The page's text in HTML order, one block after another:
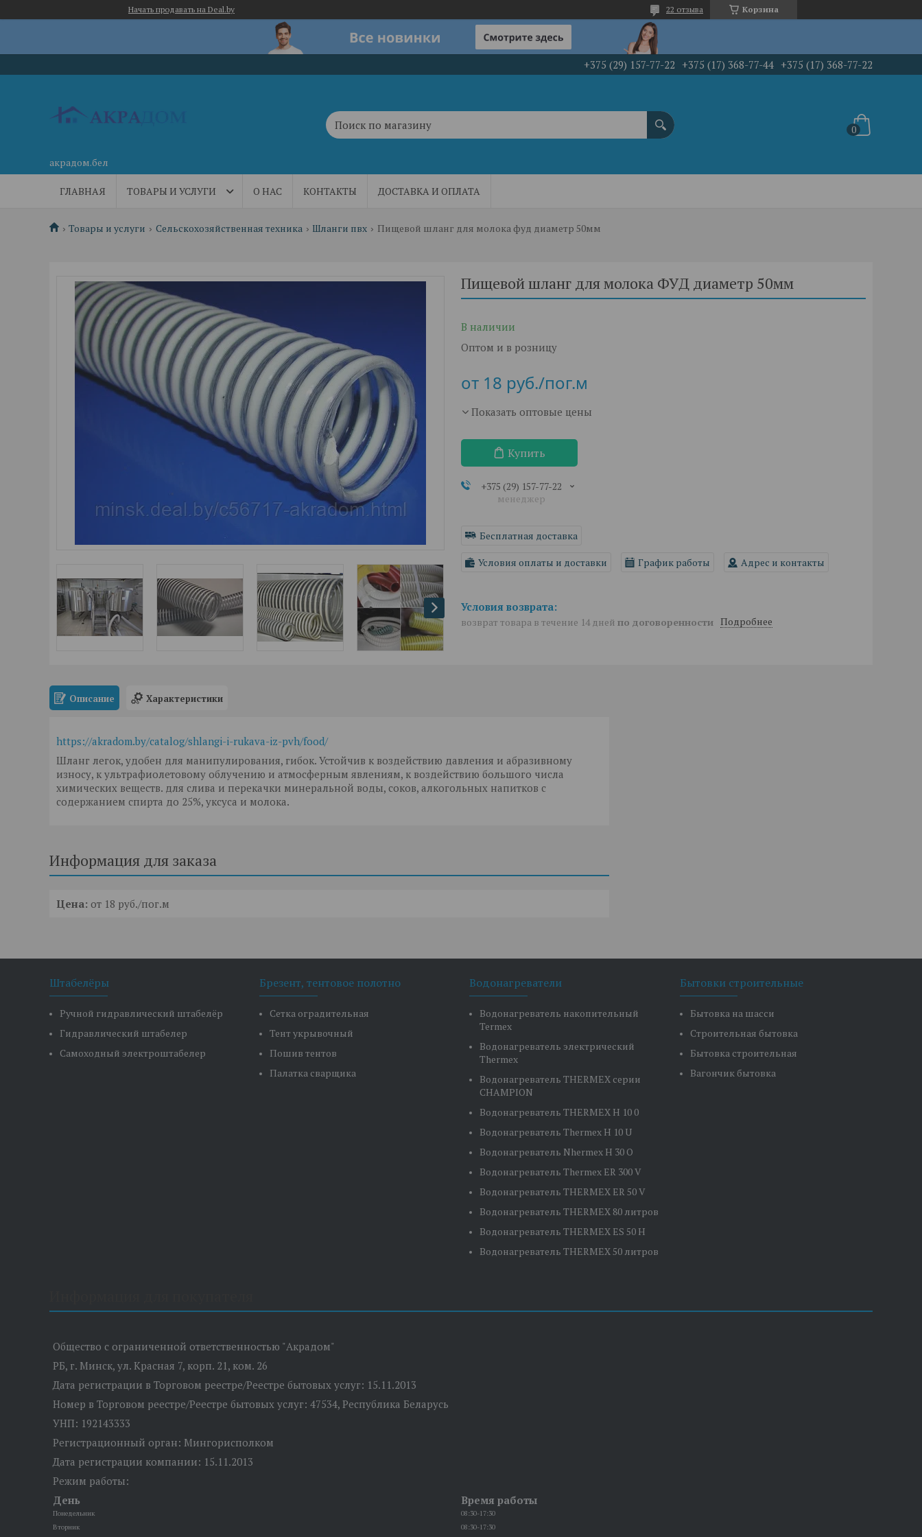
Начать продавать на Deal.by Корзина
22 отзыва
+375 (29) 157-77-22 +375 (17) 368-77-44 +375 (17) 368-77-22
акрадом.бел
ГЛАВНАЯ ТОВАРЫ И УСЛУГИ О НАС КОНТАКТЫ ДОСТАВКА И ОПЛАТА
Товары и услуги Сельскохозяйственная техника Шланги пвх Пищевой шланг для молока фуд диаметр 50мм
Пищевой шланг для молока ФУД диаметр 50мм
В наличии
Оптом и в розницу
от 18 руб./пог.м
Показать оптовые цены
Купить
+375 (29) 157-77-22
менеджер
Бесплатная доставка
Условия оплаты и доставки График работы Адрес и контакты
возврат товара в течение 14 дней по договоренности Подробнее
Описание Характеристики
https://akradom.by/catalog/shlangi-i-rukava-iz-pvh/food/
Шланг легок, удобен для манипулирования, гибок. Устойчив к воздействию давления и абразивному
износу, к ультрафиолетовому облучению и атмосферным явлениям, к воздействию большого числа
химических веществ. для слива и перекачки минеральной воды, соков, алкогольных напитков с
содержанием спирта до 25%, уксуса и молока.
Информация для заказа
Цена: от 18 руб./пог.м
Штабелёры
Ручной гидравлический штабелёр
Гидравлический штабелер
Самоходный электроштабелер
Брезент, тентовое полотно
Сетка оградительная
Тент укрывочный
Пошив тентов
Палатка сварщика
Водонагреватели
Водонагреватель накопительный
Termex
Водонагреватель электрический
Thermex
Водонагреватель THERMEX серии
CHAMPION
Водонагреватель THERMEX H 10 0
Водонагреватель Thermex H 10 U
Водонагреватель Nhermex H 30 O
Водонагреватель Thermex ER 300 V
Водонагреватель THERMEX ER 50 V
Водонагреватель THERMEX 80 литров
Водонагреватель THERMEX ES 50 H
Водонагреватель THERMEX 50 литров
Бытовки строительные
Бытовка на шасси
Строительная бытовка
Бытовка строительная
Вагончик бытовка
Общество с ограниченной ответственностью "Акрадом"
РБ, г. Минск, ул. Красная 7, корп. 21, ком. 26
Дата регистрации в Торговом реестре/Реестре бытовых услуг: 15.11.2013
Номер в Торговом реестре/Реестре бытовых услуг: 47534, Республика Беларусь
УНП: 192143333
Регистрационный орган: Мингорисполком
Дата регистрации компании: 15.11.2013
Режим работы:
День
Время работы
Понедельник
08:30-17:30
Вторник
08:30-17:30